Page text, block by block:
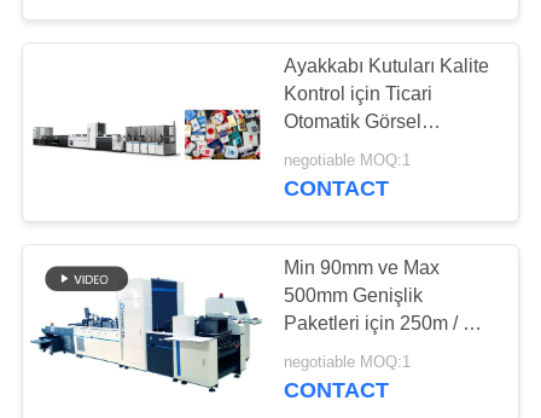
BIZIMLE
GEÇIN
BIR
TEKLIF
ISTEĞI
Ayakkabı Kutuları Kalite
Kontrol için Ticari
Otomatik Görsel
Muayene Ekipmanı
negotiable MOQ:1
CONTACT
Min 90mm ve Max
500mm Genişlik
Paketleri için 250m / Min
Karton Muayene
Makinesi
negotiable MOQ:1
CONTACT